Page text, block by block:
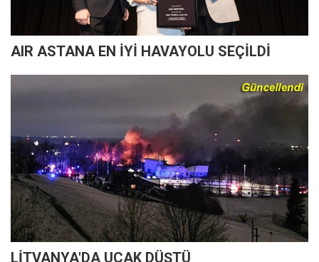
AIR ASTANA EN İYİ HAVAYOLU SEÇİLDİ
LİTVANYA'DA UÇAK DÜŞTÜ